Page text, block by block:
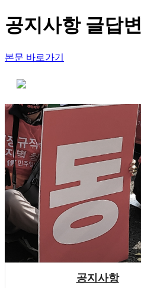
공지사항 글답변
본문 바로가기
공지사항